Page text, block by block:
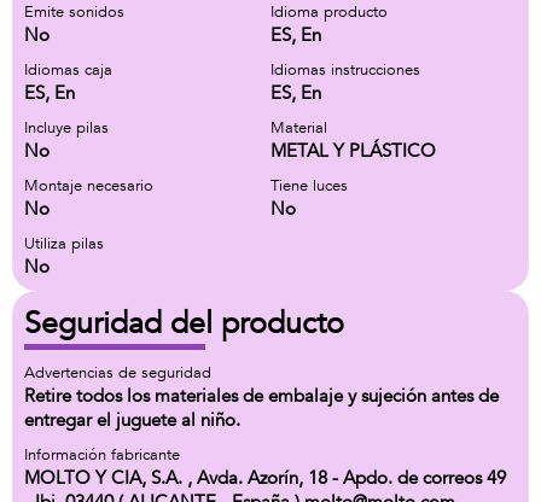
Emite sonidos
No
Idioma producto
ES, En
Idiomas caja
ES, En
Idiomas instrucciones
ES, En
Incluye pilas
No
Material
METAL Y PLÁSTICO
Montaje necesario
No
Tiene luces
No
Utiliza pilas
No
Seguridad del producto
Advertencias de seguridad
Retire todos los materiales de embalaje y sujeción antes de
entregar el juguete al niño.
Información fabricante
MOLTO Y CIA, S.A. , Avda. Azorín, 18 - Apdo. de correos 49